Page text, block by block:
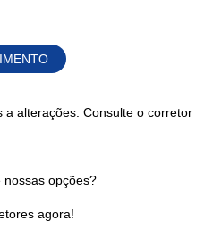
a alterações. Consulte o corretor
nossas opções?
agora!